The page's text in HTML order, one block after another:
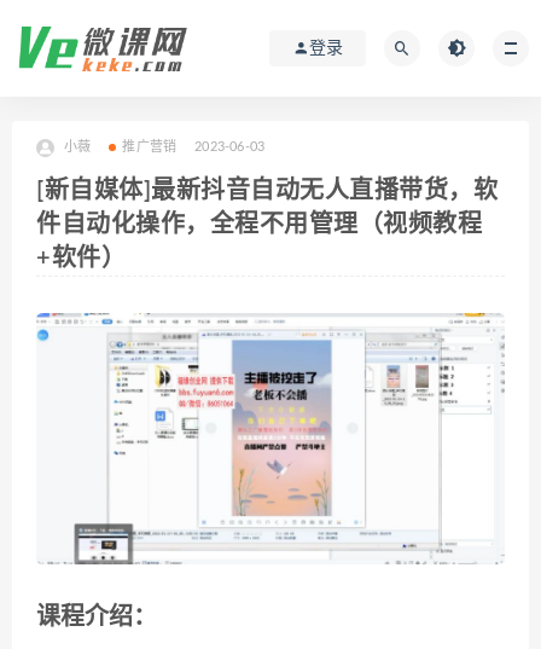
登录
小薇 推广营销 2023-06-03
[新自媒体]最新抖音自动无人直播带货，软
件自动化操作，全程不用管理（视频教程
+软件）
课程介绍：